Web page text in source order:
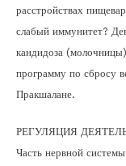
расстройствах
слабый иммунитет?
кандидоза
программу по сбросу
Пракшалане.
РЕГУЛЯЦИЯ
Часть нервной